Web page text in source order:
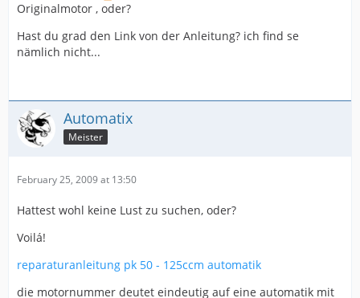
Originalmotor , oder?
Hast du grad den Link von der Anleitung? ich find se
nämlich nicht...
Automatix
Meister
February 25, 2009 at 13:50
Hattest wohl keine Lust zu suchen, oder?
Voilá!
reparaturanleitung pk 50 - 125ccm automatik
die motornummer deutet eindeutig auf eine automatik mit